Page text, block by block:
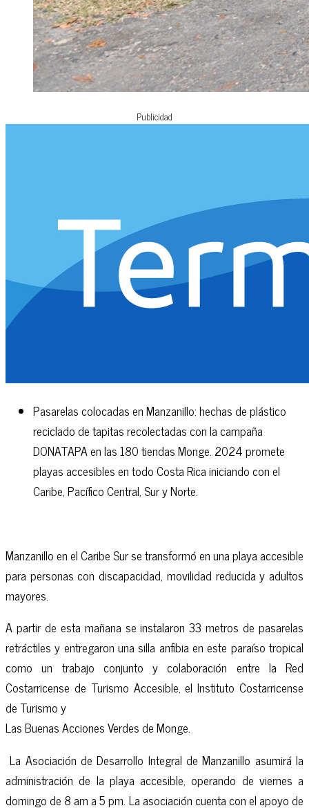
Publicidad
Pasarelas colocadas en Manzanillo: hechas de plástico
reciclado de tapitas recolectadas con la campaña
DONATAPA en las 180 tiendas Monge. 2024 promete
playas accesibles en todo Costa Rica iniciando con el
Caribe, Pacífico Central, Sur y Norte.
Manzanillo en el Caribe Sur se transformó en una playa accesible
para personas con discapacidad, movilidad reducida y adultos
mayores.
A partir de esta mañana se instalaron 33 metros de pasarelas
retráctiles y entregaron una silla anfibia en este paraíso tropical
como un trabajo conjunto y colaboración entre la Red
Costarricense de Turismo Accesible, el Instituto Costarricense
de Turismo y
Las Buenas Acciones Verdes de Monge.
La Asociación de Desarrollo Integral de Manzanillo asumirá la
administración de la playa accesible, operando de viernes a
domingo de 8 am a 5 pm. La asociación cuenta con el apoyo de